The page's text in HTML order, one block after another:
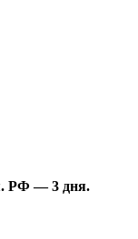
РФ — 3 дня.